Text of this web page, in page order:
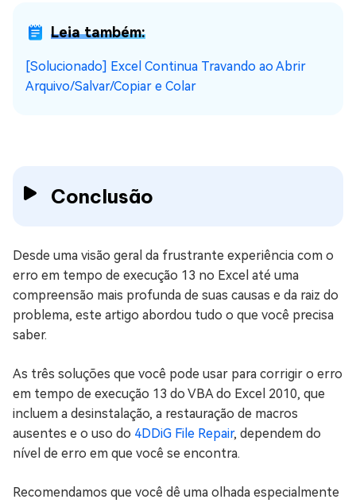
Leia também:
[Solucionado] Excel Continua Travando ao Abrir
Arquivo/Salvar/Copiar e Colar
Conclusão
Desde uma visão geral da frustrante experiência com o
erro em tempo de execução 13 no Excel até uma
compreensão mais profunda de suas causas e da raiz do
problema, este artigo abordou tudo o que você precisa
saber.
As três soluções que você pode usar para corrigir o erro
em tempo de execução 13 do VBA do Excel 2010, que
incluem a desinstalação, a restauração de macros
ausentes e o uso do 4DDiG File Repair, dependem do
nível de erro em que você se encontra.
Recomendamos que você dê uma olhada especialmente